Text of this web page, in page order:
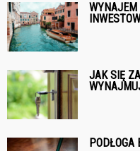
WYNAJEM
JAK SIĘ
PODŁOGA